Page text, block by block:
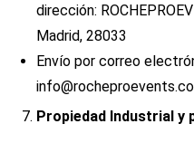
dirección:
Madrid, 28033
Envío por correo
Propiedad Industrial y